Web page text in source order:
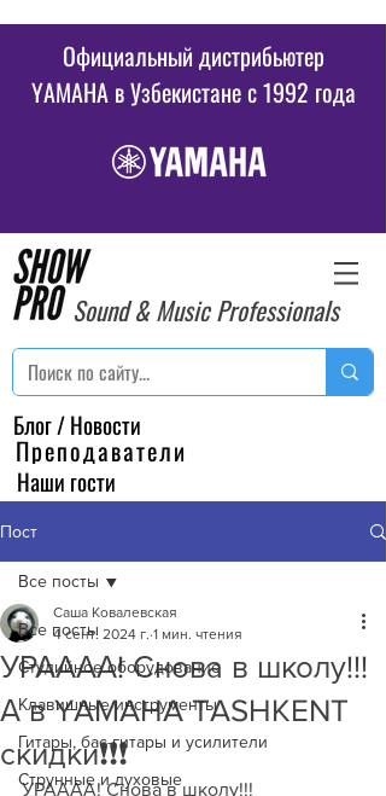
Официальный дистрибьютер
YAMAHA в Узбекистане c 1992 года
Sound & Music Professionals
Блог / Новости
Преподаватели
Наши гости
Пост
Все посты
Студийное оборудование
Клавишные инструменты
Гитары, бас-гитары и усилители
Струнные и духовые
Все посты
УРАААА! Снова в школу!!!
А в YAMAHA TASHKENT
скидки❗️❗️❗️
Саша Ковалевская
4 сент. 2024 г. 1 мин. чтения
УРАААА! Снова в школу!!!